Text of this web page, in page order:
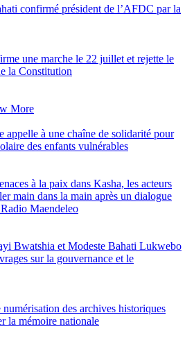
confirmé président de l’AFDC par la
une marche le 22 juillet et rejette le
la Constitution
More
appelle à une chaîne de solidarité pour
des enfants vulnérables
à la paix dans Kasha, les acteurs
main dans la main après un dialogue
Maendeleo
Bwatshia et Modeste Bahati Lukwebo
sur la gouvernance et le
des archives historiques
la mémoire nationale